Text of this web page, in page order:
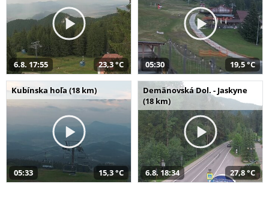
6.8. 17:55 23,3 °C 05:30 19,5 °C
Kubínska hoľa (18 km)
05:33 15,3 °C
Demänovská Dol. - Jaskyne
(18 km)
6.8. 18:34 27,8 °C